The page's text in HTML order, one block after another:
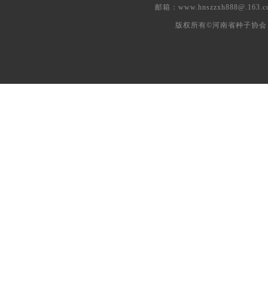
邮箱：
版权所有©河南省种子协